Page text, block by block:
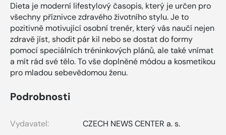
Dieta je moderní lifestylový časopis, který je určen pro
všechny příznivce zdravého životního stylu. Je to
pozitivně motivující osobní trenér, který vás naučí nejen
zdravě jíst, shodit pár kil nebo se dostat do formy
pomocí speciálních tréninkových plánů, ale také vnímat
a mít rád své tělo. To vše doplněné módou a kosmetikou
pro mladou sebevědomou ženu.
Podrobnosti
Vydavatel:
CZECH NEWS CENTER a. s.